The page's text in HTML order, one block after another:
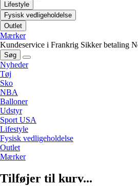
Lifestyle
Fysisk vedligeholdelse
Outlet
Mærker
Kundeservice i Frankrig Sikker betaling
Søg
Nyheder
Tøj
Sko
NBA
Balloner
Udstyr
Sport USA
Lifestyle
Fysisk vedligeholdelse
Outlet
Mærker
Tilføjer til kurv...